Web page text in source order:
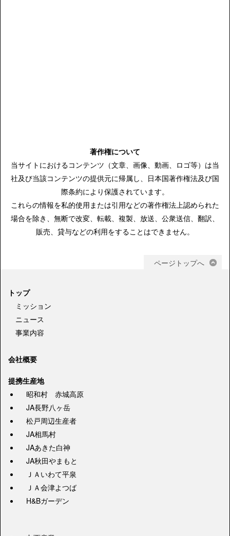
著作権について
当サイトにおけるコンテンツ（文章、画像、動画、ロゴ等）は当
社及び当該コンテンツの提供元に帰属し、日本国著作権法及び国
際条約により保護されています。
これらの情報を私的使用または引用などの著作権法上認められた
場合を除き、無断で改変、転載、複製、放送、公衆送信、翻訳、
販売、貸与などの利用をすることはできません。
ページトップへ
トップ
ミッション
ニュース
事業内容
会社概要
提携生産地
昭和村 赤城高原
JA長野八ヶ岳
松戸周辺生産者
JA相馬村
JAあきた白神
JA秋田やまもと
ＪＡいわて平泉
ＪＡ会津よつば
H&Bガーデン